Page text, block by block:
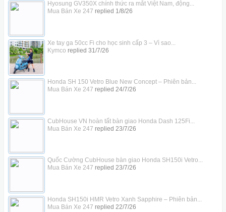
Hyosung GV350X chính thức ra mắt Việt Nam, động...
Mua Bán Xe 247 replied 1/8/26
Xe tay ga 50cc Fi cho học sinh cấp 3 – Vì sao...
Kymco replied 31/7/26
Honda SH 150 Vetro Blue New Concept – Phiên bản...
Mua Bán Xe 247 replied 24/7/26
CubHouse VN hoàn tất bàn giao Honda Dash 125Fi...
Mua Bán Xe 247 replied 23/7/26
Quốc Cường CubHouse bàn giao Honda SH150i Vetro...
Mua Bán Xe 247 replied 23/7/26
Honda SH150i HMR Vetro Xanh Sapphire – Phiên bản...
Mua Bán Xe 247 replied 22/7/26